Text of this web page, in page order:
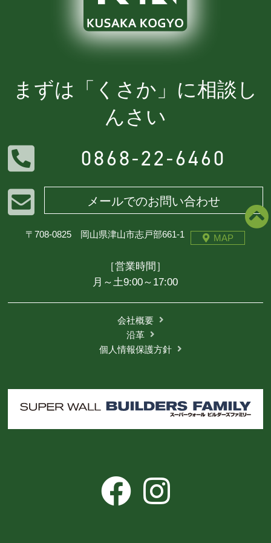
まずは「くさか」に相談し
んさい
0868-22-6460
メールでのお問い合わせ
〒708-0825 岡山県津山市志戸部661-1 MAP
［営業時間］
月～土9:00～17:00
会社概要
沿革
個人情報保護方針